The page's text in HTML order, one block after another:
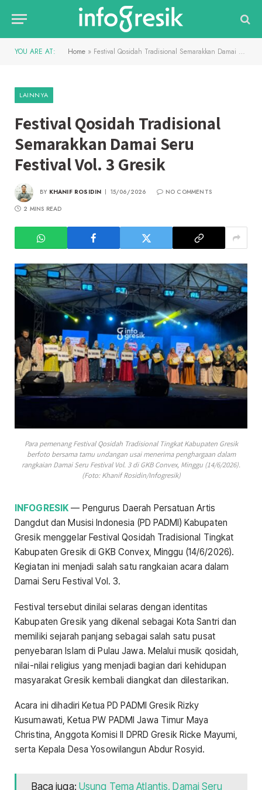
YOU ARE AT: Home » Festival Qosidah Tradisional Semarakkan Damai Seru Festival Vol. 3 Gresik
LAINNYA
Festival Qosidah Tradisional
Semarakkan Damai Seru
Festival Vol. 3 Gresik
BY KHANIF ROSIDIN 15/06/2026
NO COMMENTS
2 MINS READ
Para pemenang Festival Qosidah Tradisional Tingkat Kabupaten Gresik
berfoto bersama tamu undangan usai menerima penghargaan dalam
rangkaian Damai Seru Festival Vol. 3 di GKB Convex, Minggu (14/6/2026).
(Foto: Khanif Rosidin/Infogresik)
INFOGRESIK — Pengurus Daerah Persatuan Artis
Dangdut dan Musisi Indonesia (PD PADMI) Kabupaten
Gresik menggelar Festival Qosidah Tradisional Tingkat
Kabupaten Gresik di GKB Convex, Minggu (14/6/2026).
Kegiatan ini menjadi salah satu rangkaian acara dalam
Damai Seru Festival Vol. 3.
Festival tersebut dinilai selaras dengan identitas
Kabupaten Gresik yang dikenal sebagai Kota Santri dan
memiliki sejarah panjang sebagai salah satu pusat
penyebaran Islam di Pulau Jawa. Melalui musik qosidah,
nilai-nilai religius yang menjadi bagian dari kehidupan
masyarakat Gresik kembali diangkat dan dilestarikan.
Acara ini dihadiri Ketua PD PADMI Gresik Rizky
Kusumawati, Ketua PW PADMI Jawa Timur Maya
Christina, Anggota Komisi II DPRD Gresik Ricke Mayumi,
serta Kepala Desa Yosowilangun Abdur Rosyid.
Baca juga: Usung Tema Atlantis, Damai Seru